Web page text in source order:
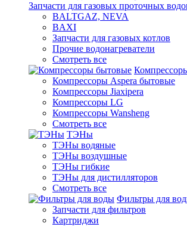
Запчасти для газовых проточных
BALTGAZ, NEVA
BAXI
Запчасти для газовых котлов
Прочие водонагреватели
Смотреть все
Компрессоры Aspera бытовые
Компрессоры Jiaxipera
Компрессоры LG
Компрессоры Wansheng
Смотреть все
ТЭНы
ТЭНы водяные
ТЭНы воздушные
ТЭНы гибкие
ТЭНы для дистилляторов
Смотреть все
Фильтры для
Запчасти для фильтров
Картриджи